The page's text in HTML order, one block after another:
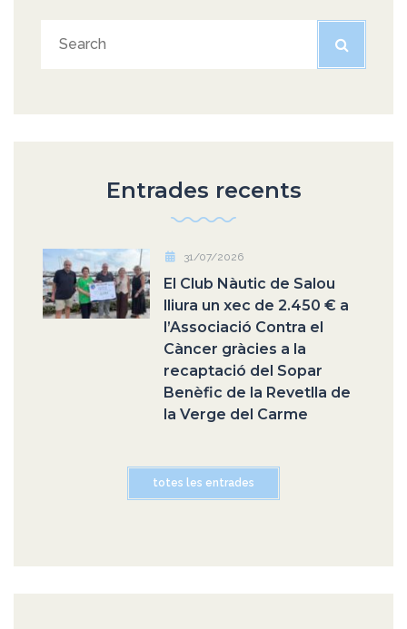
Entrades recents
31/07/2026
El Club Nàutic de Salou
lliura un xec de 2.450 € a
l’Associació Contra el
Càncer gràcies a la
recaptació del Sopar
Benèfic de la Revetlla de
la Verge del Carme
totes les entrades